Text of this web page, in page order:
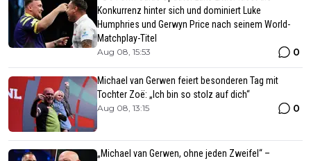
Konkurrenz hinter sich und dominiert Luke
Humphries und Gerwyn Price nach seinem World-
Matchplay-Titel
Aug 08, 15:53 0
Michael van Gerwen feiert besonderen Tag mit
Tochter Zoë: „Ich bin so stolz auf dich“
Aug 08, 13:15 0
„Michael van Gerwen, ohne jeden Zweifel“ –